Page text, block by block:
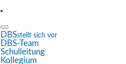
DBSstellt sich vor
DBS-Team
Schulleitung
Kollegium